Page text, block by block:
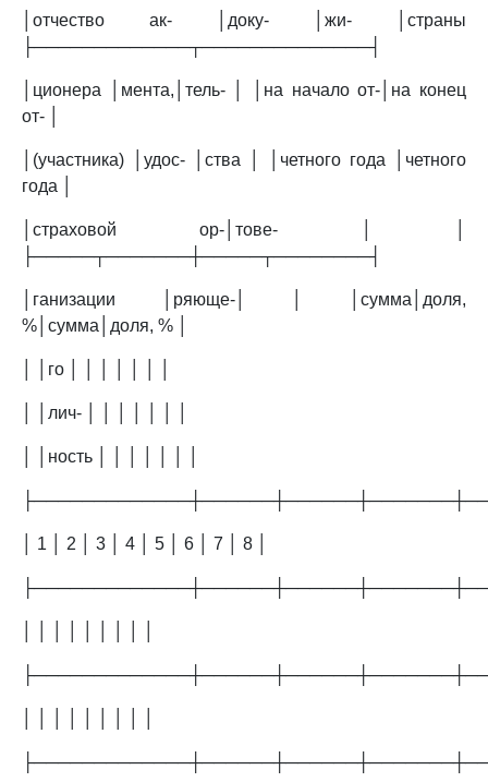
│отчество ак- │доку- │жи- │страны
├─────────────┬──────────────┤
│ционера │мента,│тель- │ │на начало от-│на конец
от- │
│(участника) │удос- │ства │ │четного года │четного
года │
│страховой ор-│тове- │ │
├─────┬───────┼─────┬────────┤
│ганизации │ряюще-│ │ │сумма│доля,
%│сумма│доля, % │
│ │го │ │ │ │ │ │ │
│ │лич- │ │ │ │ │ │ │
│ │ность │ │ │ │ │ │ │
│ 1 │ 2 │ 3 │ 4 │ 5 │ 6 │ 7 │ 8 │